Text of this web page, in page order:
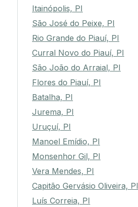
Itainópolis, PI
São José do Peixe, PI
Rio Grande do Piauí, PI
Curral Novo do Piauí, PI
São João do Arraial, PI
Flores do Piauí, PI
Batalha, PI
Jurema, PI
Uruçuí, PI
Manoel Emídio, PI
Monsenhor Gil, PI
Vera Mendes, PI
Capitão Gervásio Oliveira, PI
Luís Correia, PI